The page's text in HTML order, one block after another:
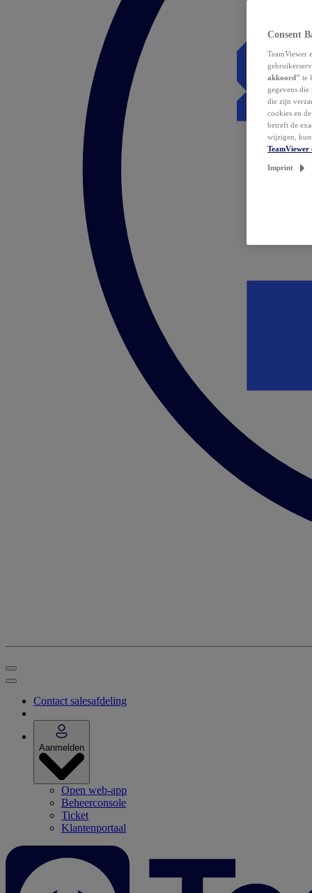
Contact salesafdeling
Aanmelden
Open web-app
Beheerconsole
Ticket
Klantenportaal
Consent
TeamViewer
akkoord" te
gegevens
die zijn
cookies en
betreft de
wijzigen,
TeamViewer
Imprint